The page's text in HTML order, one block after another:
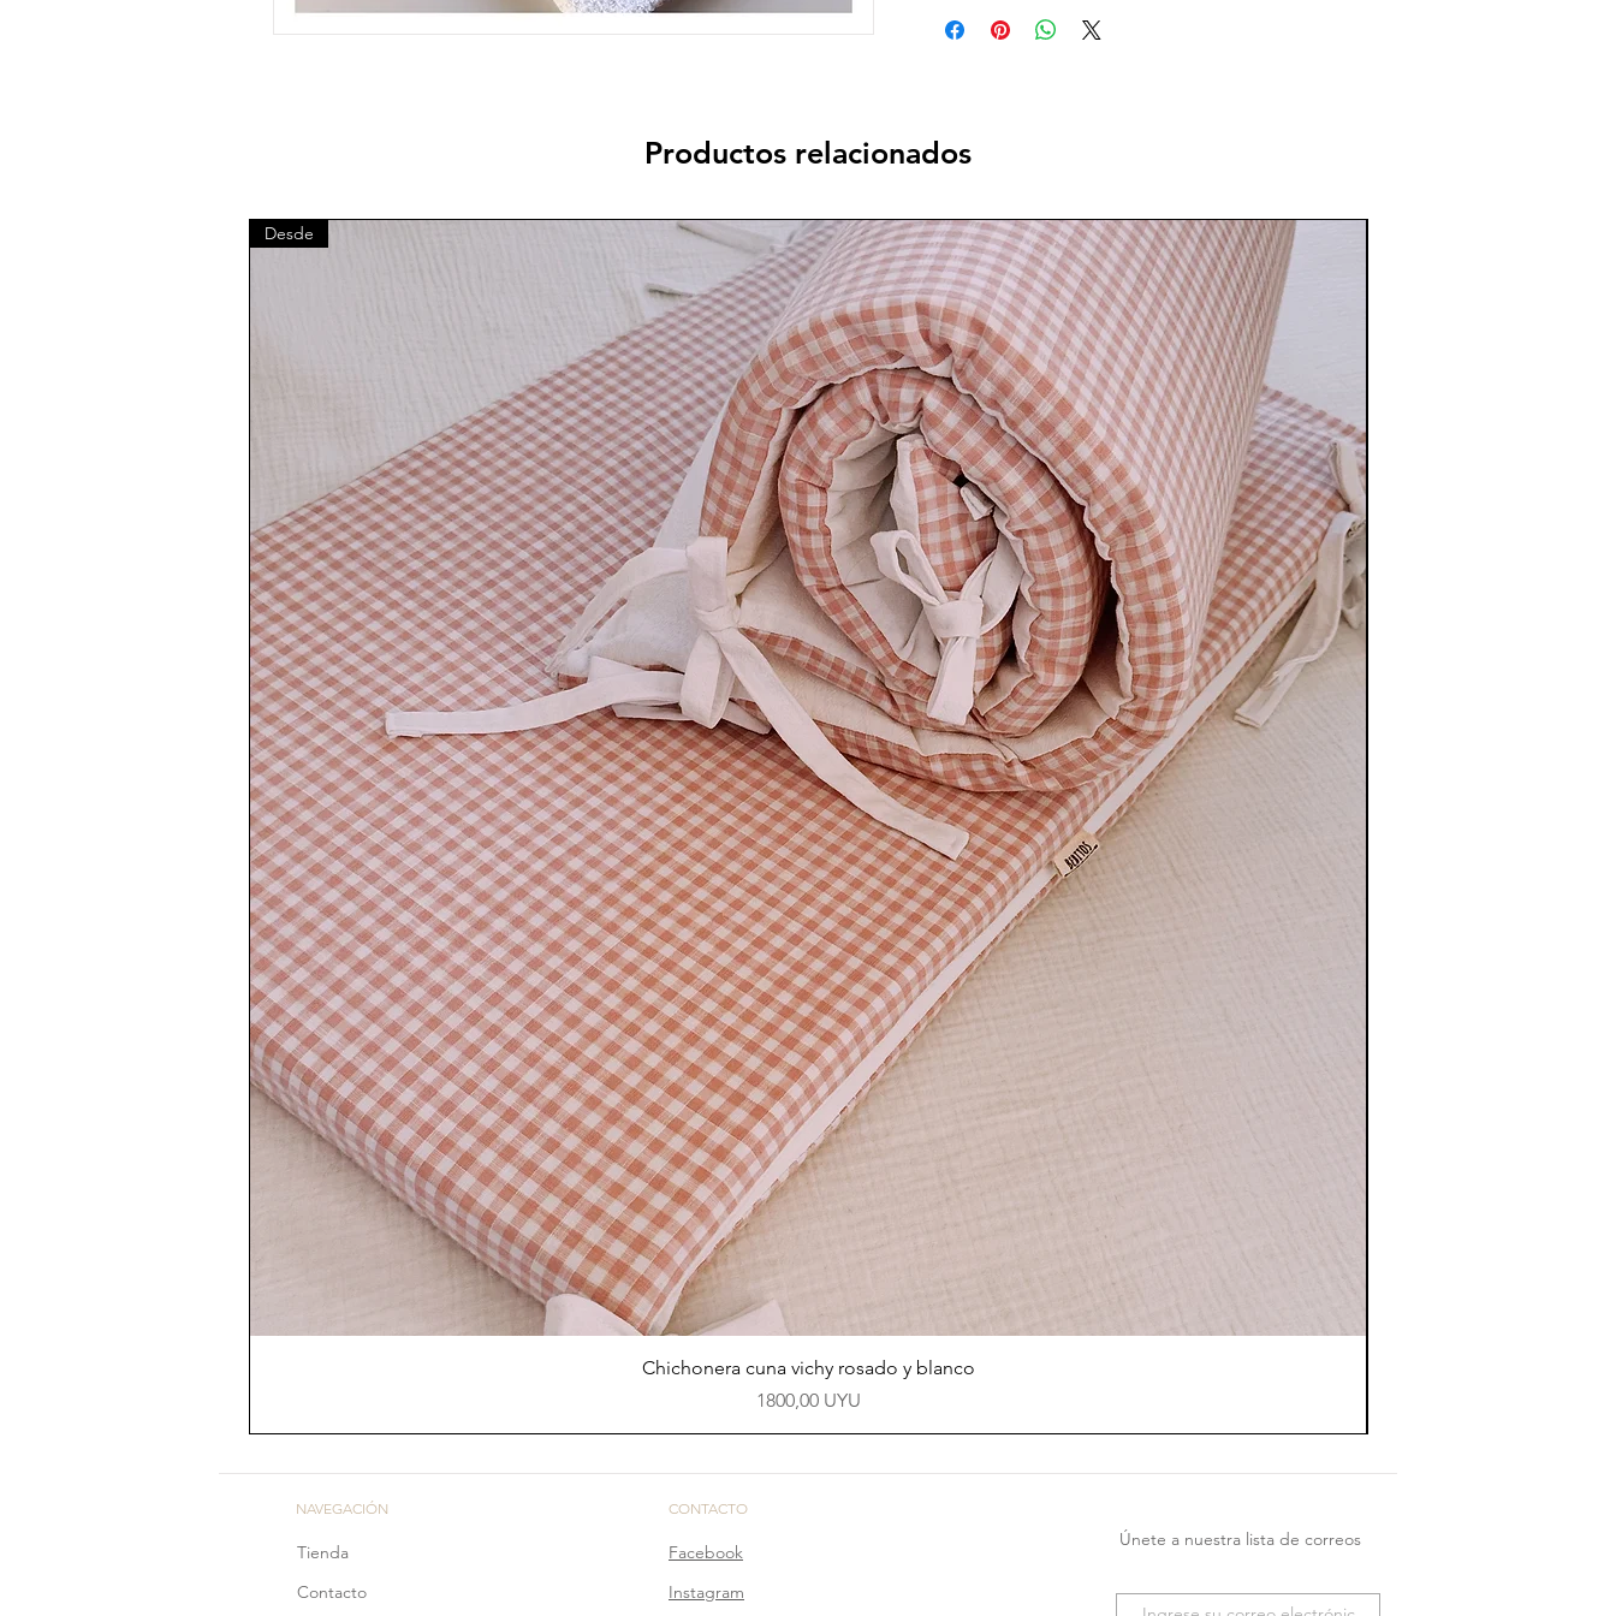
Tiempo aproximado: 5 a 10 días hábiles.
Productos relacionados
Vista rápida
Desde
Chichonera cuna vichy rosado y blanco
Precio
1800,00 UYU
NAVEGACIÓN CONTACTO
Tienda
Contacto
Facebook
Instagram
Únete a nuestra lista de correos